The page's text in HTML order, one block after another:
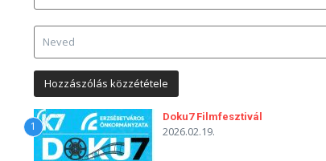
1
Doku7 Filmfesztivál
2026.02.19.